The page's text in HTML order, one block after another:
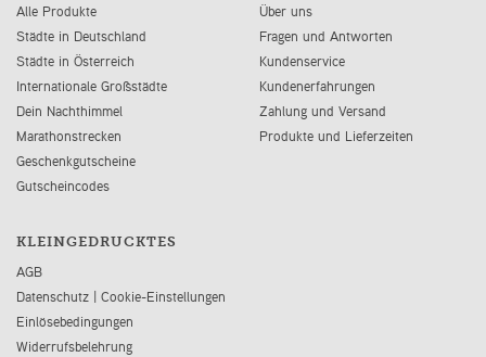
Alle Produkte
Städte in Deutschland
Städte in Österreich
Internationale Großstädte
Dein Nachthimmel
Marathonstrecken
Geschenkgutscheine
Gutscheincodes
Über uns
Fragen und Antworten
Kundenservice
Kundenerfahrungen
Zahlung und Versand
Produkte und Lieferzeiten
KLEINGEDRUCKTES
AGB
Datenschutz | Cookie-Einstellungen
Einlösebedingungen
Widerrufsbelehrung